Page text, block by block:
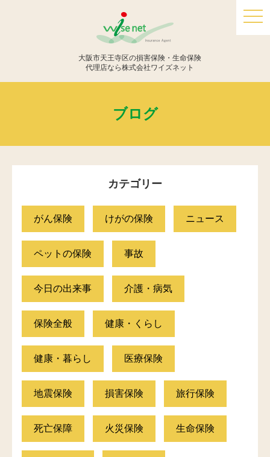
大阪市天王寺区の損害保険・生命保険
代理店なら株式会社ワイズネット
ブログ
カテゴリー
がん保険 けがの保険 ニュース
ペットの保険 事故
今日の出来事 介護・病気
保険全般 健康・くらし
健康・暮らし 医療保険
地震保険 損害保険 旅行保険
死亡保障 火災保険 生命保険